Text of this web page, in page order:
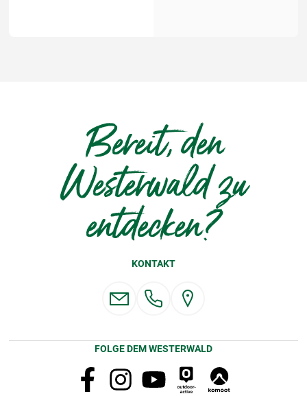
Bereit, den
Westerwald zu
entdecken?
KONTAKT
FOLGE DEM WESTERWALD